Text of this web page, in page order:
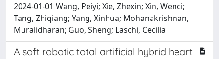
2024-01-01 Wang, Peiyi; Xie, Zhexin; Xin, Wenci;
Tang, Zhiqiang; Yang, Xinhua; Mohanakrishnan,
Muralidharan; Guo, Sheng; Laschi, Cecilia
A soft robotic total artificial hybrid heart